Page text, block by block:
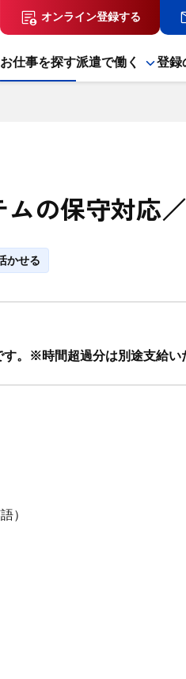
オンライン登録する
お仕事を探す派遣で働く 登録
の保守対応
かせる
。※時間超過分は別途支給い
）